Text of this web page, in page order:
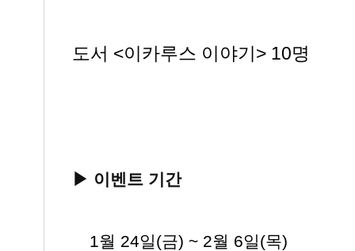
도서 <이카루스 이야기> 10명
▶ 이벤트 기간
1월 24일(금) ~ 2월 6일(목)